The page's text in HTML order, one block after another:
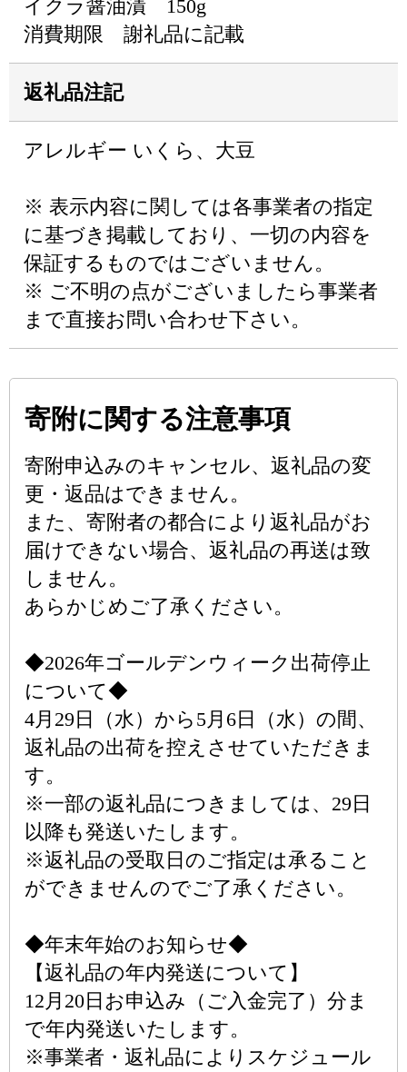
イクラ醤油漬 150g
消費期限 謝礼品に記載
返礼品注記
アレルギー いくら、大豆
※ 表示内容に関しては各事業者の指定
に基づき掲載しており、一切の内容を
保証するものではございません。
※ ご不明の点がございましたら事業者
まで直接お問い合わせ下さい。
寄附に関する注意事項
寄附申込みのキャンセル、返礼品の変
更・返品はできません。
また、寄附者の都合により返礼品がお
届けできない場合、返礼品の再送は致
しません。
あらかじめご了承ください。
◆2026年ゴールデンウィーク出荷停止
について◆
4月29日（水）から5月6日（水）の間、
返礼品の出荷を控えさせていただきま
す。
※一部の返礼品につきましては、29日
以降も発送いたします。
※返礼品の受取日のご指定は承ること
ができませんのでご了承ください。
◆年末年始のお知らせ◆
【返礼品の年内発送について】
12月20日お申込み（ご入金完了）分ま
で年内発送いたします。
※事業者・返礼品によりスケジュール